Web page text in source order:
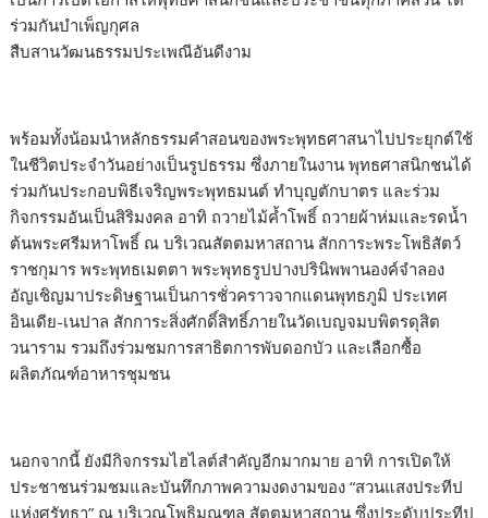
ร่วมกันบำเพ็ญกุศล
สืบสานวัฒนธรรมประเพณีอันดีงาม
พร้อมทั้งน้อมนำหลักธรรมคำสอนของพระพุทธศาสนาไปประยุกต์ใช้
ในชีวิตประจำวันอย่างเป็นรูปธรรม ซึ่งภายในงาน พุทธศาสนิกชนได้
ร่วมกันประกอบพิธีเจริญพระพุทธมนต์ ทำบุญตักบาตร และร่วม
กิจกรรมอันเป็นสิริมงคล อาทิ ถวายไม้ค้ำโพธิ์ ถวายผ้าห่มและรดน้ำ
ต้นพระศรีมหาโพธิ์ ณ บริเวณสัตตมหาสถาน สักการะพระโพธิสัตว์
ราชกุมาร พระพุทธเมตตา พระพุทธรูปปางปรินิพพานองค์จำลอง
อัญเชิญมาประดิษฐานเป็นการชั่วคราวจากแดนพุทธภูมิ ประเทศ
อินเดีย-เนปาล สักการะสิ่งศักดิ์สิทธิ์ภายในวัดเบญจมบพิตรดุสิต
วนาราม รวมถึงร่วมชมการสาธิตการพับดอกบัว และเลือกซื้อ
ผลิตภัณฑ์อาหารชุมชน
นอกจากนี้ ยังมีกิจกรรมไฮไลต์สำคัญอีกมากมาย อาทิ การเปิดให้
ประชาชนร่วมชมและบันทึกภาพความงดงามของ “สวนแสงประทีป
แห่งศรัทธา” ณ บริเวณโพธิมณฑล สัตตมหาสถาน ซึ่งประดับประทีป